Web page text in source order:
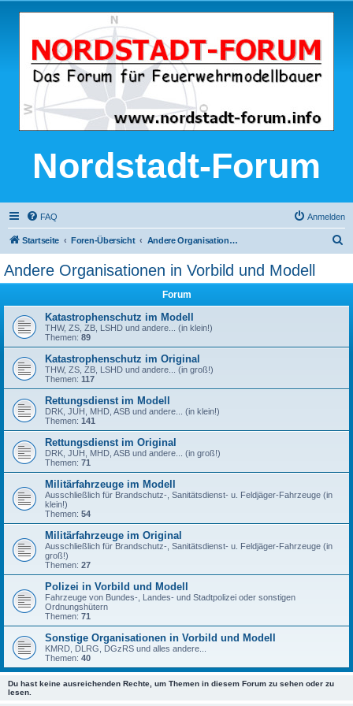
Nordstadt-Forum
FAQ Anmelden
Startseite Foren-Übersicht Andere Organisationen in Vorbild und Modell
Andere Organisationen in Vorbild und Modell
Forum
Katastrophenschutz im Modell
THW, ZS, ZB, LSHD und andere... (in klein!)
Themen: 89
Katastrophenschutz im Original
THW, ZS, ZB, LSHD und andere... (in groß!)
Themen: 117
Rettungsdienst im Modell
DRK, JUH, MHD, ASB und andere... (in klein!)
Themen: 141
Rettungsdienst im Original
DRK, JUH, MHD, ASB und andere... (in groß!)
Themen: 71
Militärfahrzeuge im Modell
Ausschließlich für Brandschutz-, Sanitätsdienst- u. Feldjäger-Fahrzeuge (in
klein!)
Themen: 54
Militärfahrzeuge im Original
Ausschließlich für Brandschutz-, Sanitätsdienst- u. Feldjäger-Fahrzeuge (in
groß!)
Themen: 27
Polizei in Vorbild und Modell
Fahrzeuge von Bundes-, Landes- und Stadtpolizei oder sonstigen
Ordnungshütern
Themen: 71
Sonstige Organisationen in Vorbild und Modell
KMRD, DLRG, DGzRS und alles andere...
Themen: 40
Du hast keine ausreichenden Rechte, um Themen in diesem Forum zu sehen oder zu
lesen.